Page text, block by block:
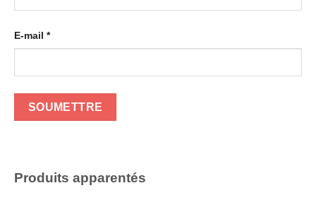
E-mail *
Produits apparentés